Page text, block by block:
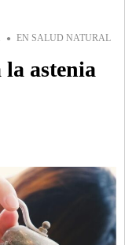
EN SALUD NATURAL
astenia